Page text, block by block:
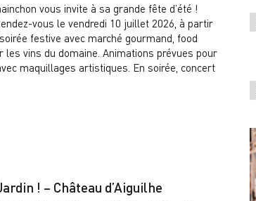
vous invite à sa grande fête d’été !
vous le vendredi 10 juillet 2026, à partir
festive avec marché gourmand, food
les vins du domaine. Animations prévues pour
maquillages artistiques. En soirée, concert
! – Château d’Aiguilhe